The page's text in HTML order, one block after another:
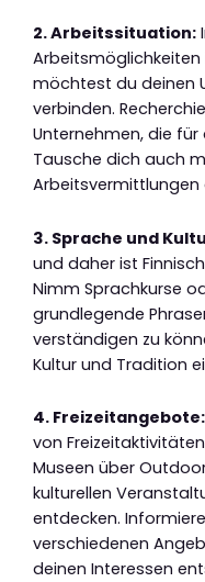
2. Arbeitssituation:
Arbeitsmöglichkeiten
möchtest du deinen
verbinden.
Unternehmen, die
Tausche dich auch
Arbeitsvermittlungen
3. Sprache und
und daher ist
Nimm Sprachkurse
grundlegende
verständigen zu
Kultur und Tradition
4. Freizeitangebote:
von
Museen über
kulturellen
entdecken.
verschiedenen
deinen Interessen